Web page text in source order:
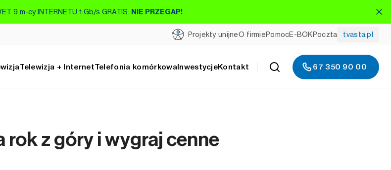
9 m-cy INTERNETU 1 Gb/s GRATIS. NIE PRZEGAP!
Projekty unijneO firmiePomocE-BOKPoczta tvasta.pl
Telewizja + InternetTelefonia komórkowaInwestycjeKontakt 67 350 90 00
rok z góry i wygraj cenne